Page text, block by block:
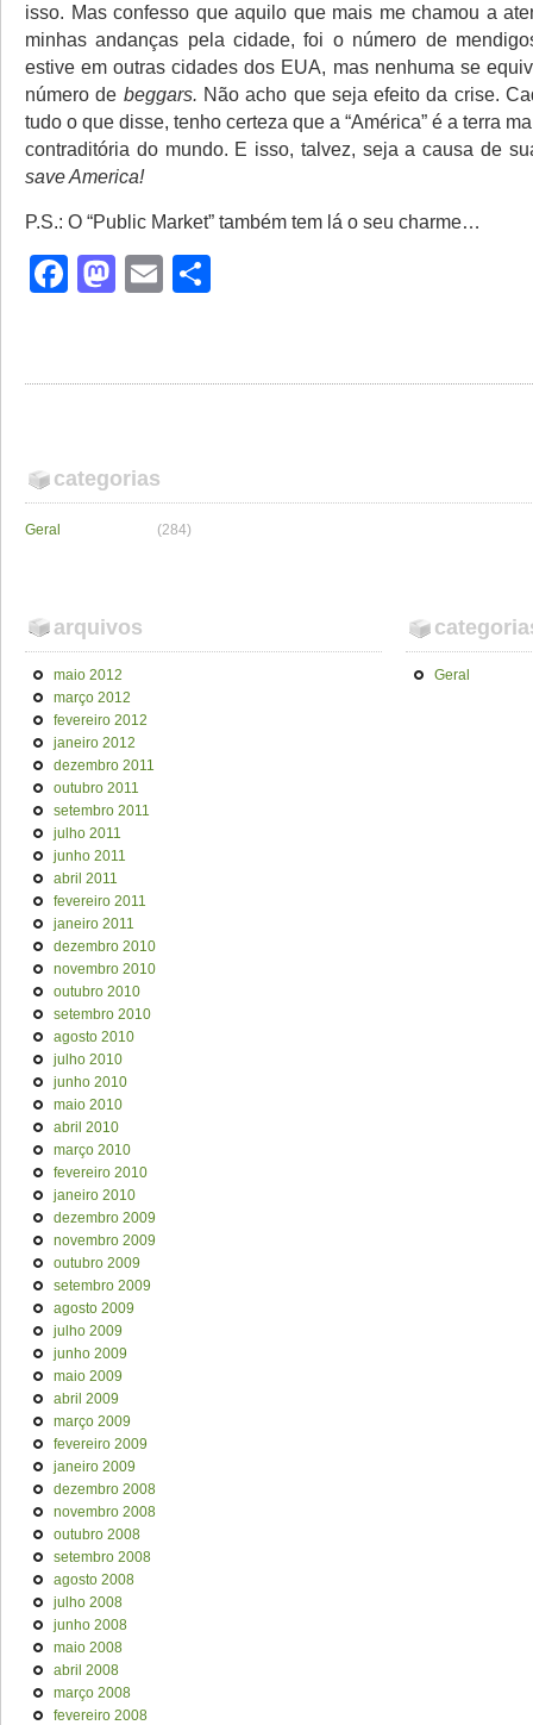
isso. Mas confesso que aquilo que mais me chamou a
minhas andanças pela cidade, foi o número de
estive em outras cidades dos EUA, mas nenhuma se
número de beggars. Não acho que seja efeito da crise.
tudo o que disse, tenho certeza que a “América” é a terra
contraditória do mundo. E isso, talvez, seja a causa de
save America!
P.S.: O “Public Market” também tem lá o seu charme…
Facebook
Mastodon
Email
categorias
Geral (284)
arquivos
maio 2012
março 2012
fevereiro 2012
janeiro 2012
dezembro 2011
outubro 2011
setembro 2011
julho 2011
junho 2011
abril 2011
fevereiro 2011
janeiro 2011
dezembro 2010
novembro 2010
outubro 2010
setembro 2010
agosto 2010
julho 2010
junho 2010
maio 2010
abril 2010
março 2010
fevereiro 2010
janeiro 2010
dezembro 2009
novembro 2009
outubro 2009
setembro 2009
agosto 2009
julho 2009
junho 2009
maio 2009
abril 2009
março 2009
fevereiro 2009
janeiro 2009
dezembro 2008
novembro 2008
outubro 2008
setembro 2008
agosto 2008
julho 2008
junho 2008
maio 2008
abril 2008
março 2008
fevereiro 2008
Geral